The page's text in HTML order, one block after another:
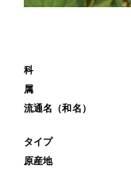
科
属
流通名（和名）
タイプ
原産地